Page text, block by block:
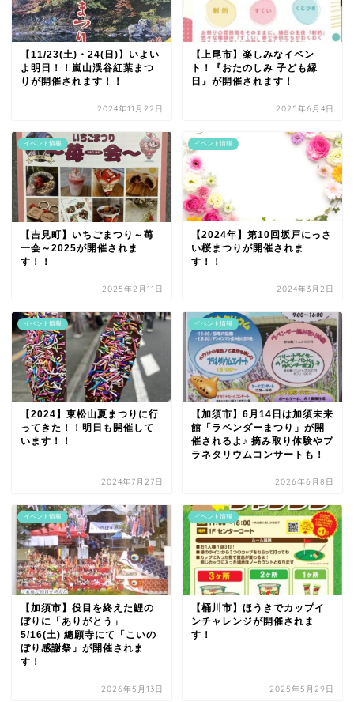
【11/23(土)・24(日)】いよい
よ明日！！嵐山渓谷紅葉まつ
りが開催されます！！
2024年11月22日
【上尾市】楽しみなイベン
ト！『おたのしみ 子ども縁
日』が開催されます！
2025年6月4日
イベント情報
【吉見町】いちごまつり～苺
一会～2025が開催されま
す！！
2025年2月11日
イベント情報
【2024年】第10回坂戸にっさ
い桜まつりが開催されま
す！！
2024年3月2日
イベント情報
【2024】東松山夏まつりに行
ってきた！！明日も開催して
います！！
2024年7月27日
イベント情報
【加須市】6月14日は加須未来
館「ラベンダーまつり」が開
催されるよ♪ 摘み取り体験やプ
ラネタリウムコンサートも！
2026年6月8日
イベント情報
【加須市】役目を終えた鯉の
ぼりに「ありがとう」
5/16(土) 總願寺にて「こいの
ぼり感謝祭」が開催されま
す！
2026年5月13日
イベント情報
【桶川市】ほうきでカップイ
ンチャレンジが開催されま
す！
2025年5月29日